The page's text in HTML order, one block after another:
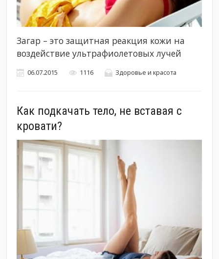
Загар – это защитная реакция кожи на
воздействие ультрафиолетовых лучей
06.07.2015 1116 Здоровье и красота
Как подкачать тело, не вставая с
кровати?